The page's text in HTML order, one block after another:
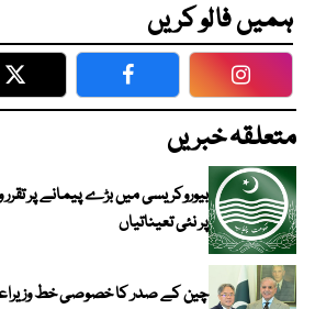
ہمیں فالو کریں
Twitter Facebook
متعلقہ خبریں
بیوروکریسی میں بڑے پیمانے پر
پر نئی تعیناتیاں
چین کے صدر کا خصوصی خط